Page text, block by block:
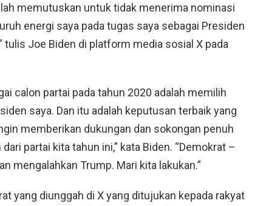
memutuskan untuk tidak menerima nominasi
energi saya pada tugas saya sebagai Presiden
tulis Joe Biden di platform media sosial X pada
calon partai pada tahun 2020 adalah memilih
saya. Dan itu adalah keputusan terbaik yang
memberikan dukungan dan sokongan penuh
partai kita tahun ini,” kata Biden. “Demokrat –
mengalahkan Trump. Mari kita lakukan.”
yang diunggah di X yang ditujukan kepada rakyat